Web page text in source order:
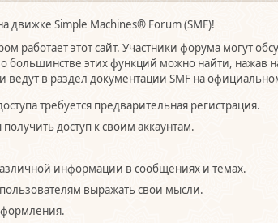
движке Simple Machines® Forum (SMF)!
этот сайт. Участники форума могут
этих функций можно найти, нажав
в раздел документации SMF на
требуется предварительная регистрация.
доступ к своим аккаунтам.
информации в сообщениях и темах.
выражать свои мысли.